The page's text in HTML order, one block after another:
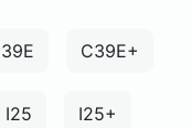
C39E+
I25 I25+